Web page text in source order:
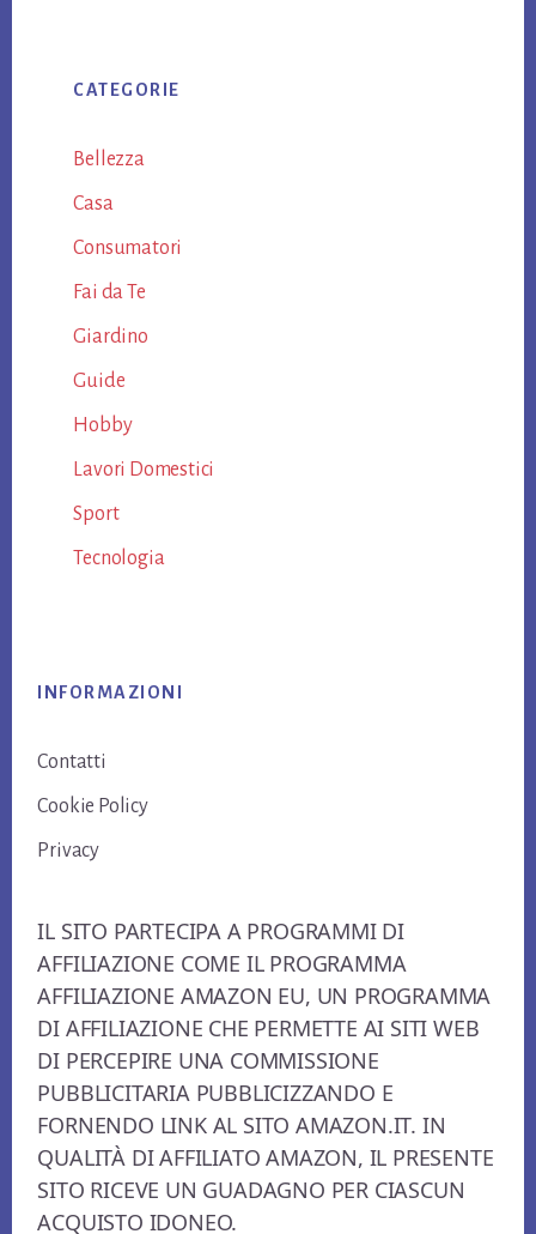
CATEGORIE
Bellezza
Casa
Consumatori
Fai da Te
Giardino
Guide
Hobby
Lavori Domestici
Sport
Tecnologia
INFORMAZIONI
Contatti
Cookie Policy
Privacy
IL SITO PARTECIPA A PROGRAMMI DI
AFFILIAZIONE COME IL PROGRAMMA
AFFILIAZIONE AMAZON EU, UN PROGRAMMA
DI AFFILIAZIONE CHE PERMETTE AI SITI WEB
DI PERCEPIRE UNA COMMISSIONE
PUBBLICITARIA PUBBLICIZZANDO E
FORNENDO LINK AL SITO AMAZON.IT. IN
QUALITÀ DI AFFILIATO AMAZON, IL PRESENTE
SITO RICEVE UN GUADAGNO PER CIASCUN
ACQUISTO IDONEO.